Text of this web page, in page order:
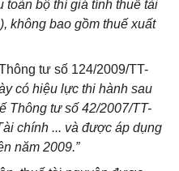
toàn bộ thì giá tính thuế tài
không bao gồm thuế xuất
tư số 124/2009/TT-
có hiệu lực thi hành sau
Thông tư số 42/2007/TT-
chính ... và được áp dụng
năm 2009.”